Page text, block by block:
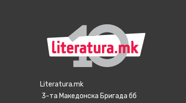
Literatura.mk
3-та Македонска Бригада бб